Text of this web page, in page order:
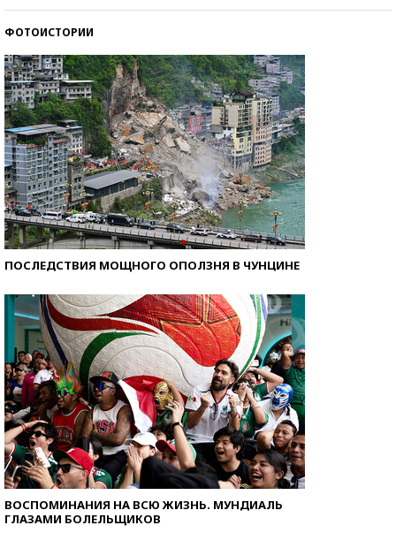
ФОТОИСТОРИИ
ПОСЛЕДСТВИЯ МОЩНОГО ОПОЛЗНЯ В ЧУНЦИНЕ
ВОСПОМИНАНИЯ НА ВСЮ ЖИЗНЬ. МУНДИАЛЬ
ГЛАЗАМИ БОЛЕЛЬЩИКОВ